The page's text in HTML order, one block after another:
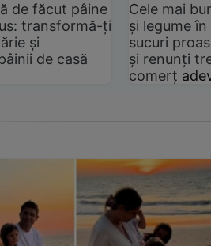
de făcut pâine
transformă-ți
și
de casă
Cele mai
și legume
sucuri
și renunți
comerț